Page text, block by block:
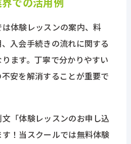
体験レッスンの案内、料
入会手続きの流れに関する
ます。丁寧で分かりやすい
安を解消することが重要で
「体験レッスンのお申し込
！当スクールでは無料体験